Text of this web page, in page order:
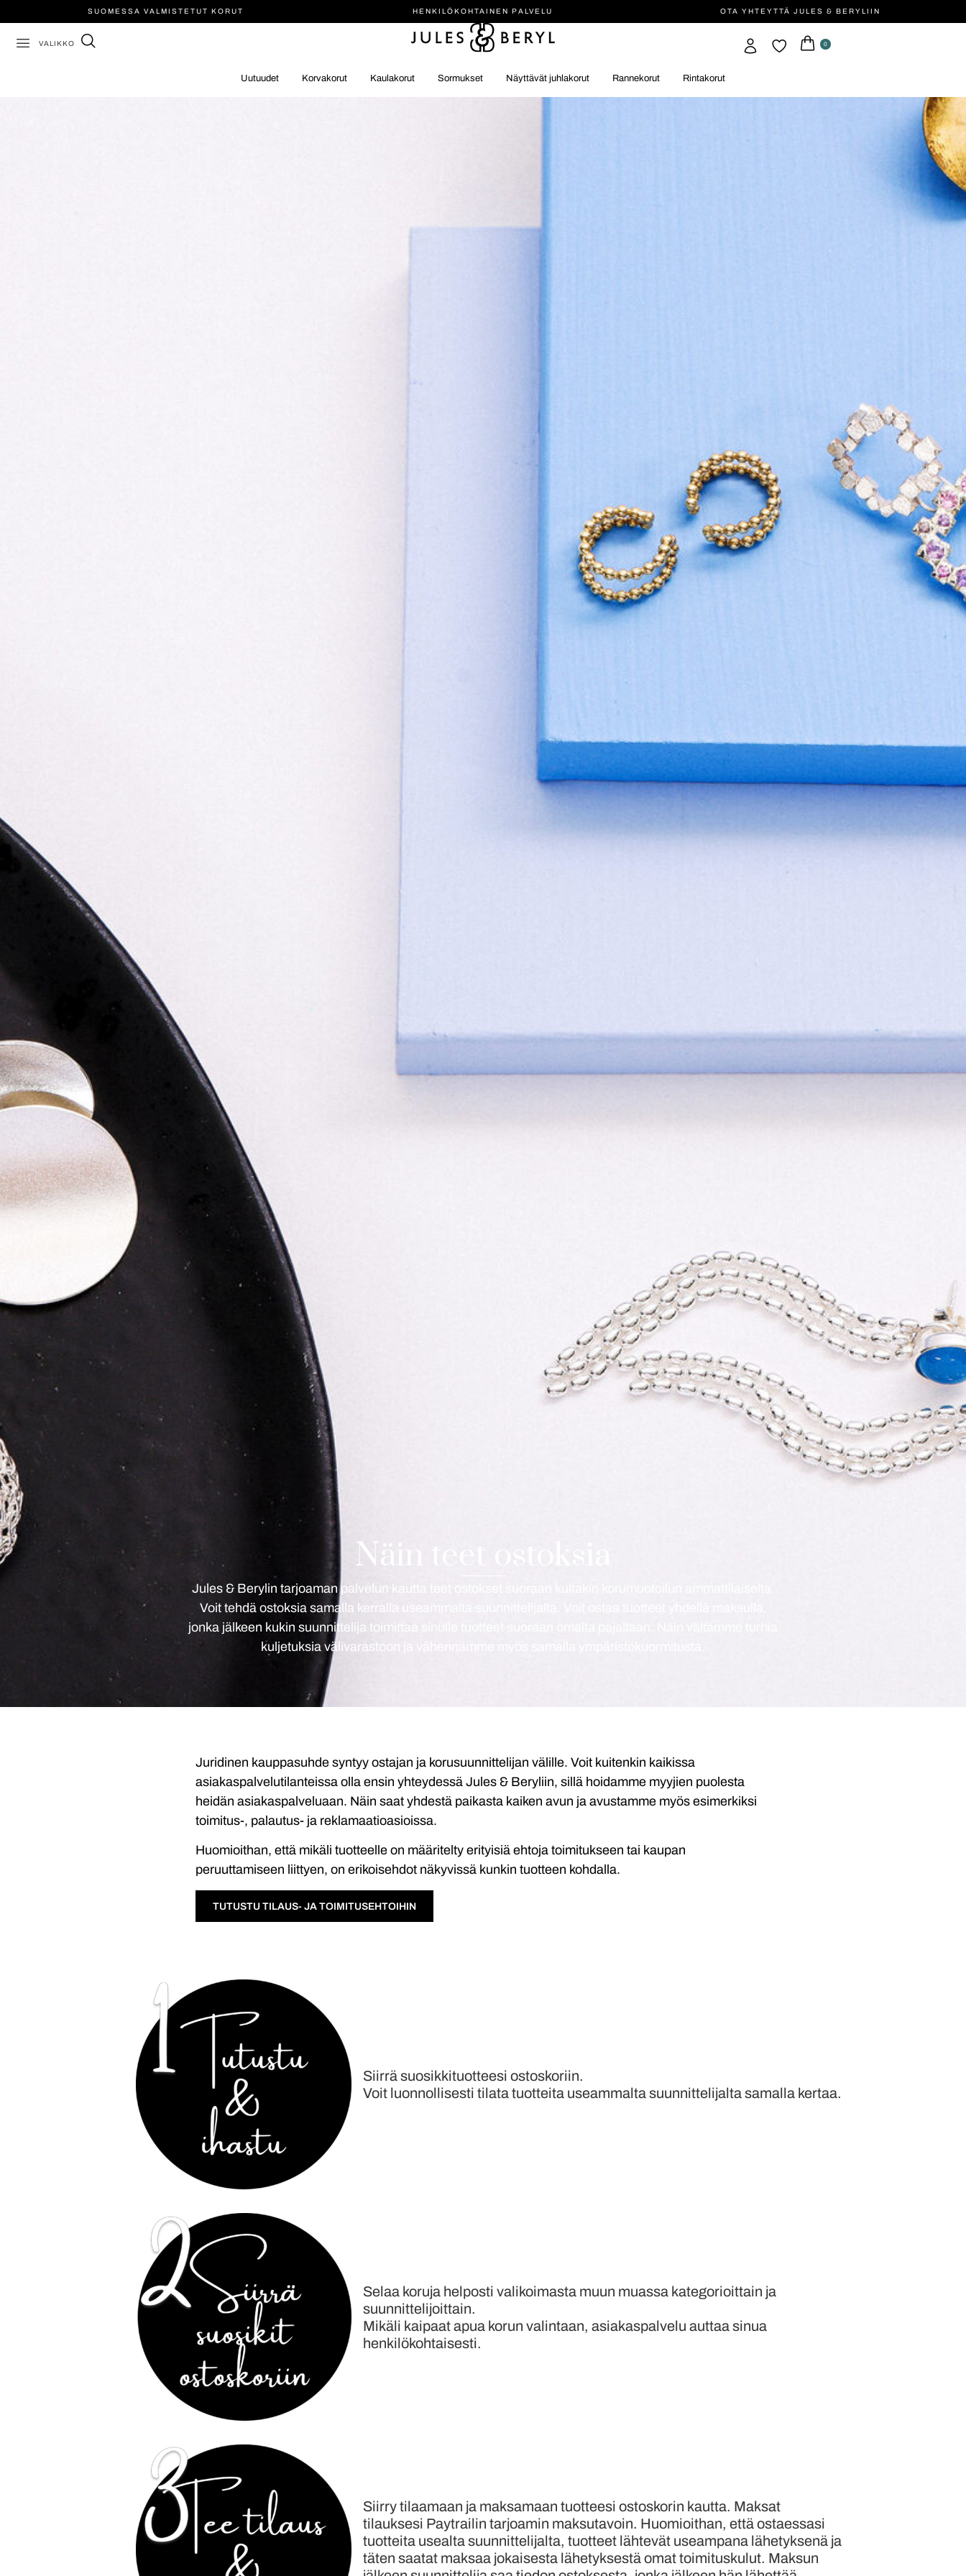
SUOMESSA VALMISTETUT KORUT HENKILÖ­KOHTAINEN PALVELU OTA YHTEYTTÄ JULES & BERYLIIN
VALIKKO 0
Uutuudet Korvakorut Kaulakorut Sormukset Näyttävät juhlakorut Rannekorut Rintakorut
Näin teet ostoksia
Jules & Berylin tarjoaman palvelun kautta teet ostokset suoraan kultakin korumuotoilun ammattilaiselta.
Voit tehdä ostoksia samalla kerralla useammalta suunnittelijalta. Voit ostaa tuotteet yhdellä maksulla,
jonka jälkeen kukin suunnittelija toimittaa sinulle tuotteet suoraan omalta pajaltaan. Näin vältämme turhia
kuljetuksia välivarastoon ja vähennämme myös samalla ympäristökuormitusta.
Juridinen kauppasuhde syntyy ostajan ja korusuunnittelijan välille. Voit kuitenkin kaikissa
asiakaspalvelutilanteissa olla ensin yhteydessä Jules & Beryliin, sillä hoidamme myyjien puolesta
heidän asiakaspalveluaan. Näin saat yhdestä paikasta kaiken avun ja avustamme myös esimerkiksi
toimitus-, palautus- ja reklamaatioasioissa.
Huomioithan, että mikäli tuotteelle on määritelty erityisiä ehtoja toimitukseen tai kaupan
peruuttamiseen liittyen, on erikoisehdot näkyvissä kunkin tuotteen kohdalla.
TUTUSTU TILAUS- JA TOIMITUSEHTOIHIN
Siirrä suosikkituotteesi ostoskoriin.
Voit luonnollisesti tilata tuotteita useammalta suunnittelijalta samalla kertaa.
Selaa koruja helposti valikoimasta muun muassa kategorioittain ja
suunnittelijoittain.
Mikäli kaipaat apua korun valintaan, asiakaspalvelu auttaa sinua
henkilökohtaisesti.
Siirry tilaamaan ja maksamaan tuotteesi ostoskorin kautta. Maksat
tilauksesi Paytrailin tarjoamin maksutavoin. Huomioithan, että ostaessasi
tuotteita usealta suunnittelijalta, tuotteet lähtevät useampana lähetyksenä ja
täten saatat maksaa jokaisesta lähetyksestä omat toimituskulut. Maksun